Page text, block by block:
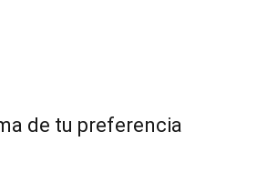
de tu preferencia